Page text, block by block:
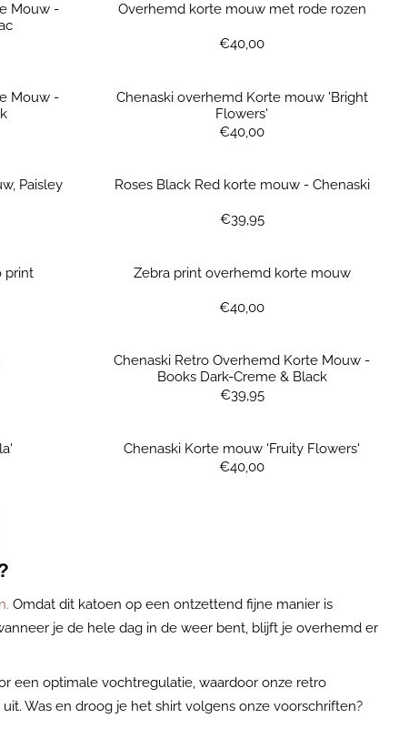
Mouw -
Overhemd korte mouw met rode rozen
Prijs: 40,00
€40,00
Mouw -
Chenaski overhemd Korte mouw 'Bright
Flowers'
Prijs: 40,00
€40,00
Paisley
Roses Black Red korte mouw - Chenaski
Prijs: 39,95
€39,95
print Zebra print overhemd korte mouw
Prijs: 40,00
€40,00
Chenaski Retro Overhemd Korte Mouw -
Books Dark-Creme & Black
Prijs: 39,95
€39,95
Chenaski Korte mouw 'Fruity Flowers'
Prijs: 40,00
€40,00
Omdat dit katoen op een ontzettend fijne manier is
je de hele dag in de weer bent, blijft je overhemd er
een optimale vochtregulatie, waardoor onze retro
Was en droog je het shirt volgens onze voorschriften?